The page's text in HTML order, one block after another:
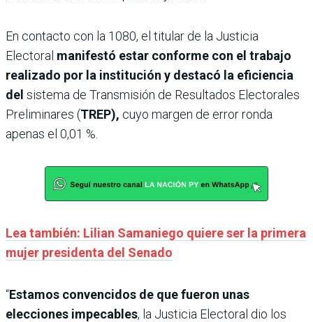
En contacto con la 1080, el titular de la Justicia
Electoral manifestó estar conforme con el trabajo
realizado por la institución y destacó la eficiencia
del sistema de Transmisión de Resultados Electorales
Preliminares (TREP), cuyo margen de error ronda
apenas el 0,01 %.
Lea también: Lilian Samaniego quiere ser la primera
mujer presidenta del Senado
“Estamos convencidos de que fueron unas
elecciones impecables, la Justicia Electoral dio los